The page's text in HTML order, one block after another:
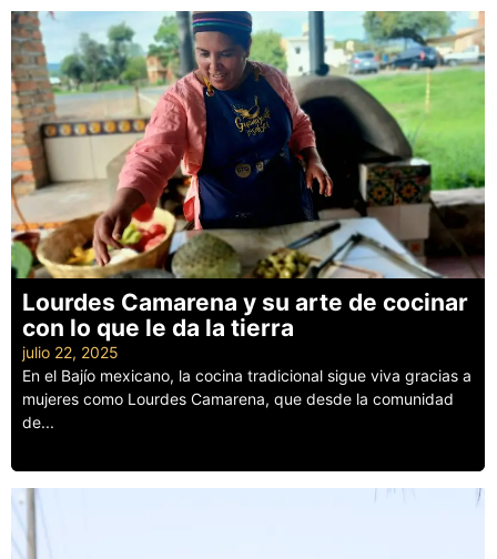
Lourdes Camarena y su arte de cocinar
con lo que le da la tierra
julio 22, 2025
En el Bajío mexicano, la cocina tradicional sigue viva gracias a
mujeres como Lourdes Camarena, que desde la comunidad
de...